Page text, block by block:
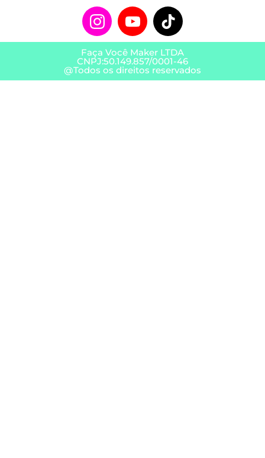
Faça Você Maker LTDA
CNPJ:50.149.857/0001-46
@Todos os direitos reservados